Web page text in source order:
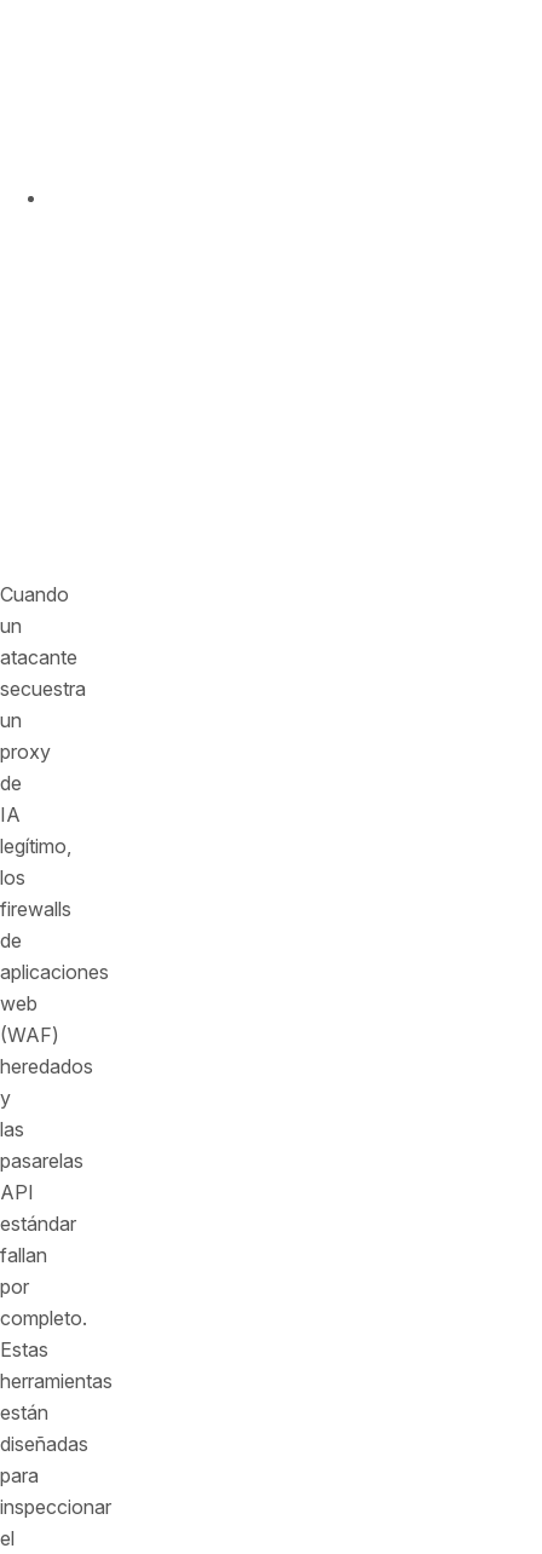
Cuando
un
atacante
secuestra
un
proxy
de
IA
legítimo,
los
firewalls
de
aplicaciones
web
(WAF)
heredados
y
las
pasarelas
API
estándar
fallan
por
completo.
Estas
herramientas
están
diseñadas
para
inspeccionar
el